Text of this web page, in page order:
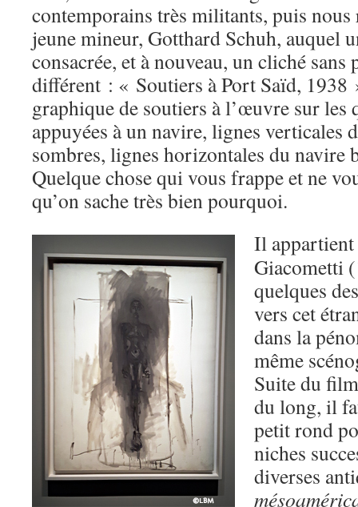
contemporains très militants, puis
jeune mineur, Gotthard Schuh, auquel
consacrée, et à nouveau, un cliché
différent : « Soutiers à Port Saïd, 1938
graphique de soutiers à l’œuvre sur les
appuyées à un navire, lignes verticales
sombres, lignes horizontales du navire
Quelque chose qui vous frappe et ne
qu’on sache très bien pourquoi.
Il
Giacometti
quelques
vers cet
dans la
même
Suite du
du long, il
petit rond
niches
diverses